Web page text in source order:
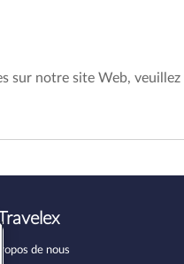
sur notre site Web,
de nous